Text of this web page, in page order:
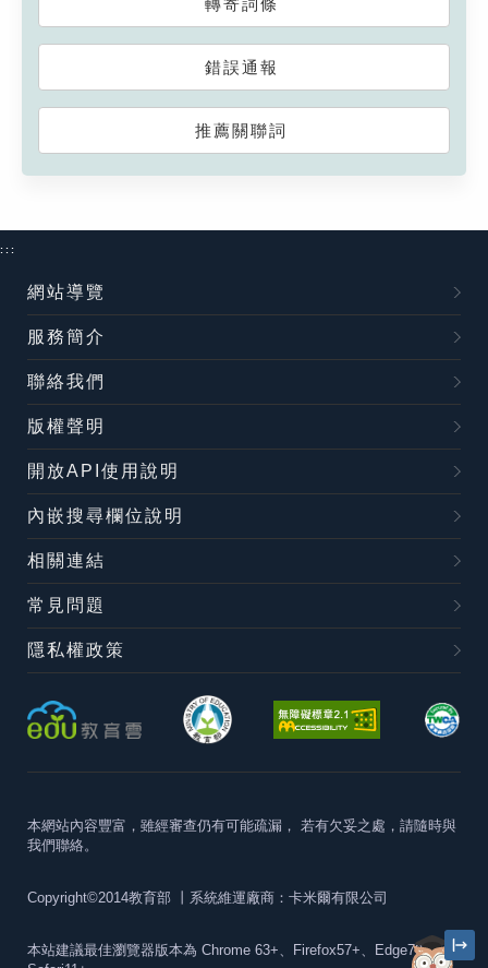
錯誤通報
推薦關聯詞
:::
網站導覽
服務簡介
聯絡我們
版權聲明
開放API使用說明
內嵌搜尋欄位說明
相關連結
常見問題
隱私權政策
本網站內容豐富，雖經審查仍有可能疏漏， 若有欠妥之處，請隨時與
我們聯絡。
Copyright©2014教育部 丨系統維運廠商：卡米爾有限公司
本站建議最佳瀏覽器版本為 Chrome 63+、Firefox57+、Edge79+及